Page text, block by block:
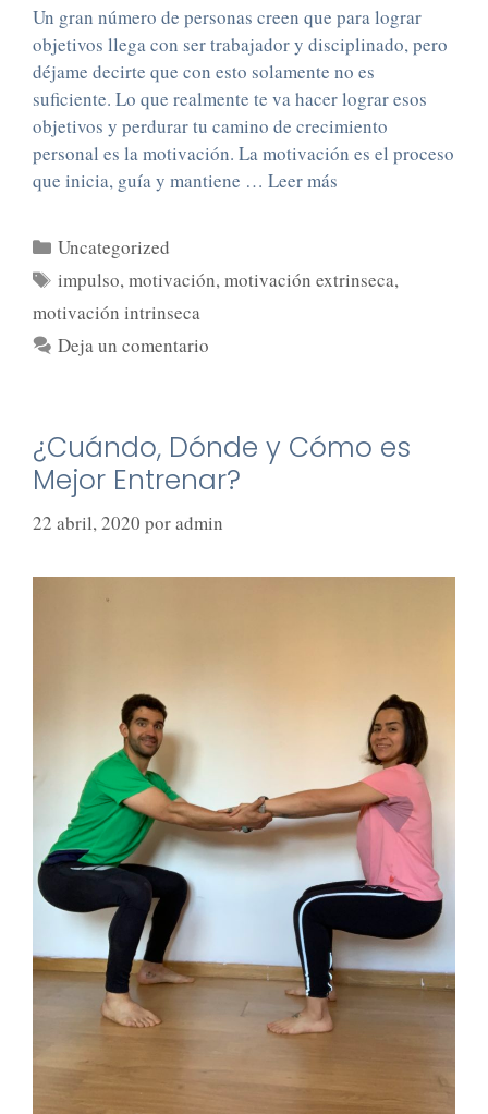
Un gran número de personas creen que para lograr
objetivos llega con ser trabajador y disciplinado, pero
déjame decirte que con esto solamente no es
suficiente. Lo que realmente te va hacer lograr esos
objetivos y perdurar tu camino de crecimiento
personal es la motivación. La motivación es el proceso
que inicia, guía y mantiene … Leer más
Uncategorized
impulso,motivación,motivación extrinseca,
motivación intrinseca
Deja un comentario
¿Cuándo, Dónde y Cómo es
Mejor Entrenar?
22 abril, 2020 poradmin